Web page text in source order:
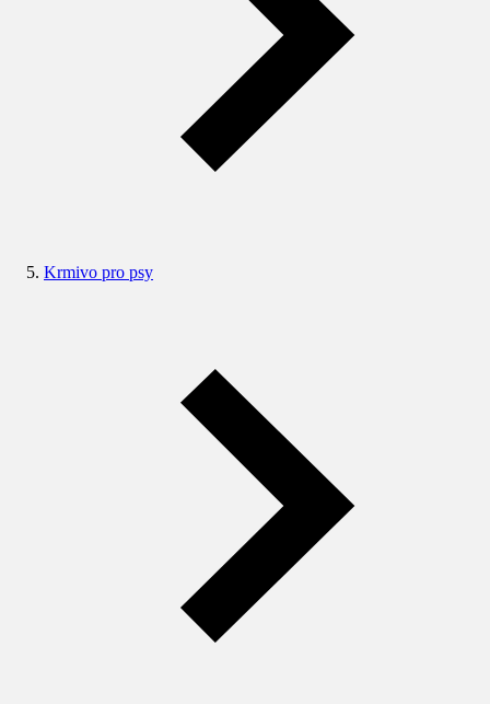
Krmivo pro psy